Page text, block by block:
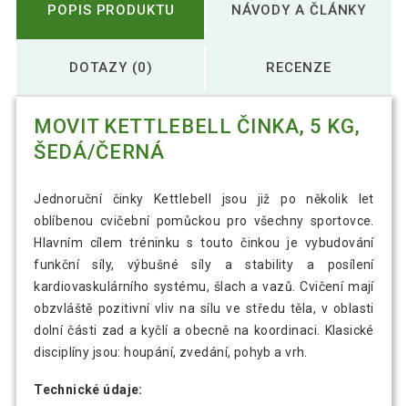
POPIS PRODUKTU NÁVODY A ČLÁNKY
DOTAZY (0) RECENZE
MOVIT KETTLEBELL ČINKA, 5 KG,
ŠEDÁ/ČERNÁ
Jednoruční činky Kettlebell jsou již po několik let
oblíbenou cvičební pomůckou pro všechny sportovce.
Hlavním cílem tréninku s touto činkou je vybudování
funkční síly, výbušné síly a stability a posílení
kardiovaskulárního systému, šlach a vazů. Cvičení mají
obzvláště pozitivní vliv na sílu ve středu těla, v oblasti
dolní části zad a kyčlí a obecně na koordinaci. Klasické
disciplíny jsou: houpání, zvedání, pohyb a vrh.
Technické údaje: